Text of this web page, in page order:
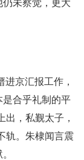
未察觉，更大
京汇报工作，
合乎礼制的平
出，私觐太子，
轨。朱棣闻言震